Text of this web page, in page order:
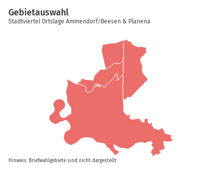
Hinweis: Briefwahlgebiete sind nicht dargestellt
Gebietauswahl
Stadtviertel Ortslage Ammendorf/Beesen & Planena